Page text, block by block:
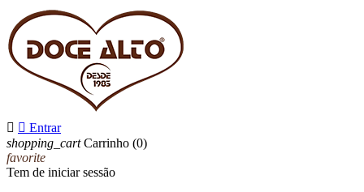
  Entrar
shopping_cart Carrinho (0)
favorite
Tem de iniciar sessão